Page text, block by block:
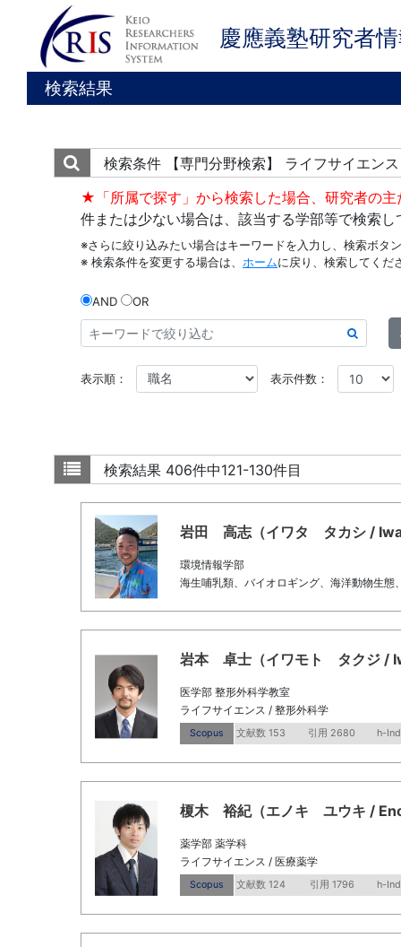
慶應義塾研究者
検索結果
検索条件
【専門分野検索】 ライフサイエンス
★「所属で探す」から検索した場合、研究者の
件または少ない場合は、該当する学部等で検索し
※さらに絞り込みたい場合はキーワードを入力し、検索ボタ
※ 検索条件を変更する場合は、 ホームに戻り、検索してくだ
AND OR
表示順： 表示件数：
検索結果 406件中121-130件目
岩田 高志（イワタ タカシ /
環境情報学部
海生哺乳類、バイオロギング、海洋動物生
岩本 卓士（イワモト タクジ /
医学部 整形外科学教室
ライフサイエンス / 整形外科学
Scopus 文献数 153 引用 2680 h-
榎木 裕紀（エノキ ユウキ /
薬学部 薬学科
ライフサイエンス / 医療薬学
Scopus 文献数 124 引用 1796 h-